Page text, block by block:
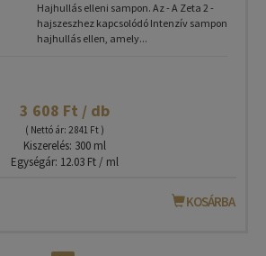
Hajhullás elleni sampon. Az - A Zeta 2 -
hajszeszhez kapcsolódó Intenzív sampon
hajhullás ellen, amely...
3 608 Ft / db
( Nettó ár: 2 841 Ft )
Kiszerelés: 300 ml
Egységár: 12.03 Ft / ml
KOSÁRBA